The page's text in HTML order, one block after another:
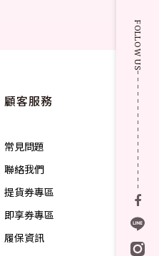
顧客服務
常見問題
聯絡我們
提貨券專區
即享券專區
履保資訊
FOLLOW US